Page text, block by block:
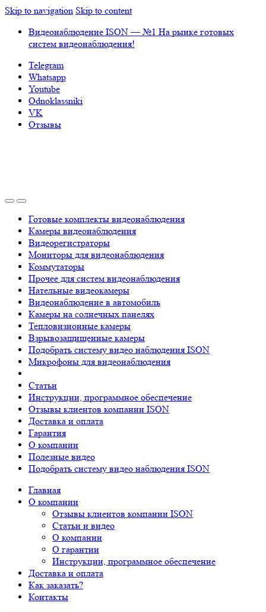
Skip to navigation Skip to content
Видеонаблюдение ISON — №1 На рынке готовых
систем видеонаблюдения!
Telegram
Whatsapp
Youtube
Odnoklassniki
VK
Отзывы
Готовые комплекты видеонаблюдения
Камеры видеонаблюдения
Видеорегистраторы
Мониторы для видеонаблюдения
Коммутаторы
Прочее для систем видеонаблюдения
Нательные видеокамеры
Видеонаблюдение в автомобиль
Камеры на солнечных панелях
Тепловизионные камеры
Взрывозащищенные камеры
Подобрать систему видео наблюдения ISON
Микрофоны для видеонаблюдения
Статьи
Инструкции, программное обеспечение
Отзывы клиентов компании ISON
Доставка и оплата
Гарантия
О компании
Полезные видео
Подобрать систему видео наблюдения ISON
Главная
О компании
Отзывы клиентов компании ISON
Статьи и видео
О компании
О гарантии
Инструкции, программное обеспечение
Доставка и оплата
Как заказать?
Контакты